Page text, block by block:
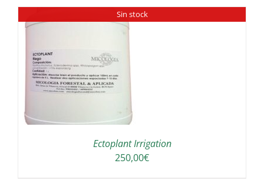
Sin stock
Ectoplant Irrigation
250,00€